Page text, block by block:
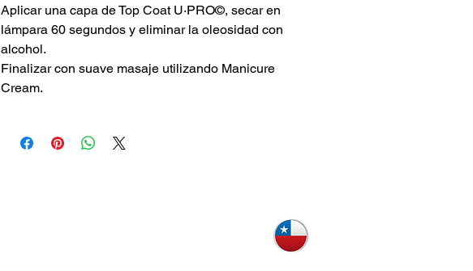
Aplicar una capa de Top Coat U·PRO©, secar en
lámpara 60 segundos y eliminar la oleosidad con
alcohol.
Finalizar con suave masaje utilizando Manicure
Cream.